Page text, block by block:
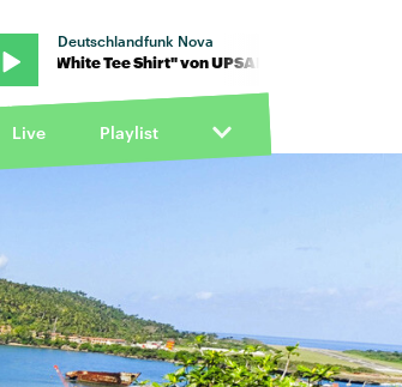
Deutschlandfunk Nova
Shirt" von UPSAHL · "Wet White Tee Shirt"
Live Playlist